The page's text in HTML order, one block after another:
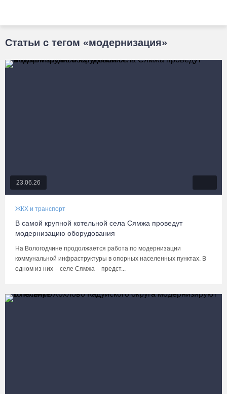
Статьи с тегом «модернизация»
23.06.26
ЖКХ и транспорт
В самой крупной котельной села Сямжа проведут
модернизацию оборудования
На Вологодчине продолжается работа по модернизации
коммунальной инфраструктуры в опорных населенных пунктах. В
одном из них – селе Сямжа – предст...